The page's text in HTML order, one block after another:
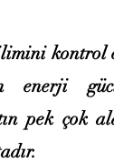
kontrol
enerji
pek çok